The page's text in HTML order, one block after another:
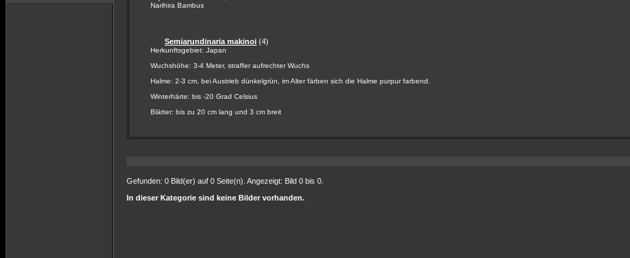
Narihira Bambus
Semiarundinaria makinoi (4)
Herkunftsgebiet: Japan
Wuchshöhe: 3-4 Meter, straffer aufrechter Wuchs
Halme: 2-3 cm, bei Austrieb dünkelgrün, im Alter färben sich die Halme purpur farbend.
Winterhärte: bis -20 Grad Celsius
Blätter: bis zu 20 cm lang und 3 cm breit
Gefunden: 0 Bild(er) auf 0 Seite(n). Angezeigt: Bild 0 bis 0.
In dieser Kategorie sind keine Bilder vorhanden.